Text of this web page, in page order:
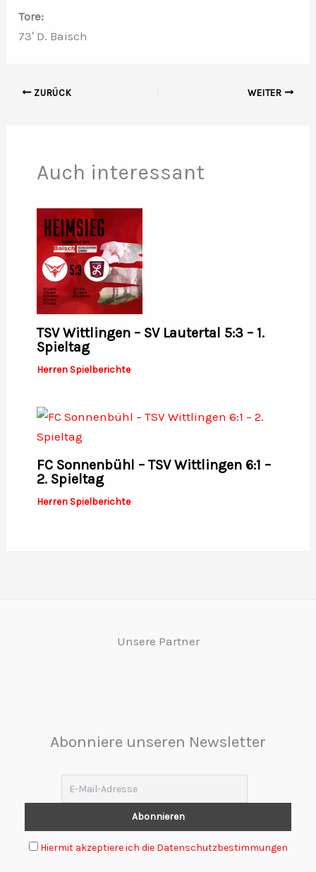
Tore:
73′ D. Baisch
ZURÜCK WEITER
Auch interessant
TSV Wittlingen – SV Lautertal 5:3 – 1.
Spieltag
Herren Spielberichte
FC Sonnenbühl – TSV Wittlingen 6:1 –
2. Spieltag
Herren Spielberichte
Unsere Partner
Abonniere unseren Newsletter
Hiermit akzeptiere ich die Datenschutzbestimmungen